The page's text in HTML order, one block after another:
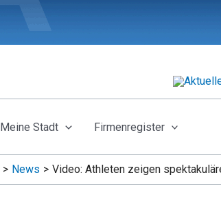
Meine Stadt Firmenregister
News Video: Athleten zeigen